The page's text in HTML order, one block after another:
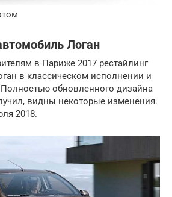
Логан
в Париже 2017 рестайлинг
в классическом исполнении и
обновленного дизайна
видны некоторые изменения.
2018.